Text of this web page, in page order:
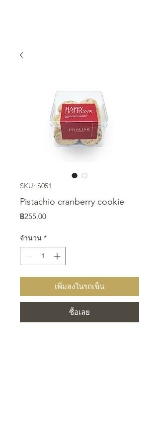
SKU: S051
Pistachio cranberry cookie
฿255.00ราคา
จำนวน *
เพิ่มลงในรถเข็น
ซื้อเลย